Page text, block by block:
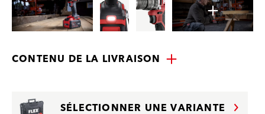
CONTENU DE LA LIVRAISON
SÉLECTIONNER UNE VARIANTE